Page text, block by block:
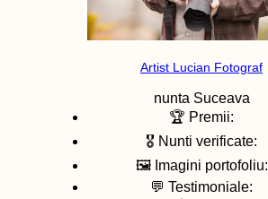
Artist Lucian Fotograf
nunta Suceava
🏆 Premii:
🎖️ Nunti verificate:
🖼️ Imagini portofoliu:
💬 Testimoniale: